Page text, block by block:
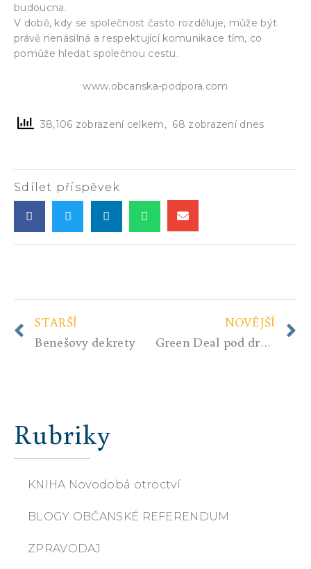
budoucna.
V době, kdy se společnost často rozděluje, může být
právě nenásilná a respektující komunikace tím, co
pomůže hledat společnou cestu.
www.obcanska-podpora.com
38,106 zobrazení celkem, 68 zobrazení dnes
Sdílet příspěvek
STARŠÍ
Benešovy dekrety
NOVĚJŠÍ
Green Deal pod drobnohledem: ochrana přírody, nebo politický nástroj?
Rubriky
KNIHA Novodobá otroctví
BLOGY OBČANSKÉ REFERENDUM
ZPRAVODAJ